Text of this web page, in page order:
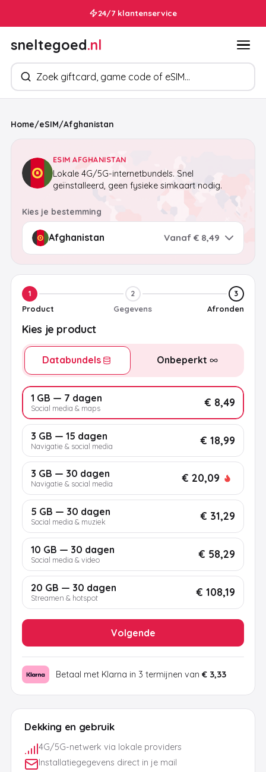
24/7 klantenservice
sneltegoed.nl
Zoek producten
Home/eSIM/Afghanistan
ESIM AFGHANISTAN
Lokale 4G/5G-internetbundels. Snel
geïnstalleerd, geen fysieke simkaart nodig.
Kies je bestemming
Vanaf € 8,49
Dekking en gebruik
4G/5G-netwerk via lokale providers
Installatiegegevens direct in je mail
1
Product
2
Gegevens
3
Afronden
Kies je product
Databundels Onbeperkt
1 GB — 7 dagen
Social media & maps € 8,49
3 GB — 15 dagen
Navigatie & social media € 18,99
3 GB — 30 dagen
Navigatie & social media € 20,09
5 GB — 30 dagen
Social media & muziek € 31,29
10 GB — 30 dagen
Social media & video € 58,29
20 GB — 30 dagen
Streamen & hotspot € 108,19
Volgende
Betaal met Klarna in 3 termijnen van € 3,33